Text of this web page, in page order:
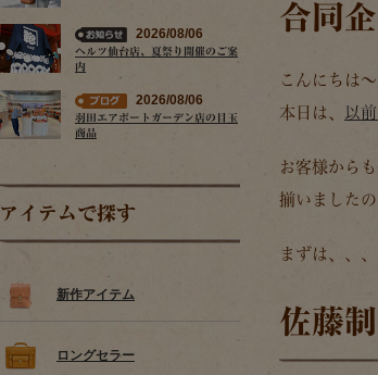
2026/08/06
ヘルツ仙台店、夏祭り開催のご案
内
2026/08/06
羽田エアポートガーデン店の目玉
商品
アイテムで探す
新作アイテム
ロングセラー
合同
こんにちは
本日は、
以
お客様から
揃いました
まずは、、、
佐藤